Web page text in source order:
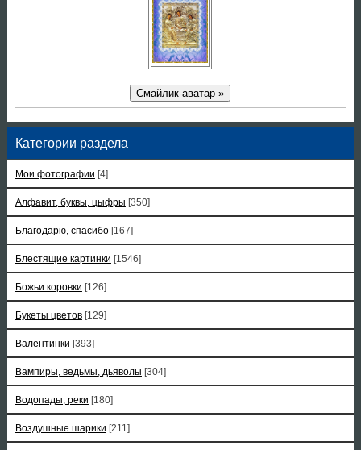
Смайлик-аватар »
Категории раздела
Мои фотографии [4]
Алфавит, буквы, цыфры [350]
Благодарю, спасибо [167]
Блестящие картинки [1546]
Божьи коровки [126]
Букеты цветов [129]
Валентинки [393]
Вампиры, ведьмы, дьяволы [304]
Водопады, реки [180]
Воздушные шарики [211]